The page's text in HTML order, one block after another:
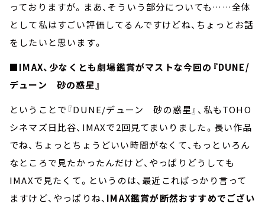
っておりますが。まあ、そういう部分についても……全体
として私はすごい評価してるんですけどね、ちょっとお話
をしたいと思います。
■IMAX、少なくとも劇場鑑賞がマストな今回の『DUNE/
デューン 砂の惑星』
ということで『DUNE/デューン 砂の惑星』、私もTOHO
シネマズ日比谷、IMAXで2回見てまいりました。長い作品
でね、ちょっとちょうどいい時間がなくて、もっといろん
なところで見たかったんだけど、やっぱりどうしても
IMAXで見たくて。というのは、最近こればっかり言って
ますけど、やっぱりね、 IMAX鑑賞が断然おすすめでござい